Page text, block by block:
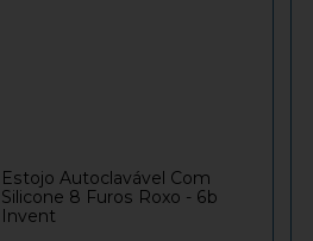
Estojo Autoclavável Com
Silicone 8 Furos Roxo - 6b
Invent